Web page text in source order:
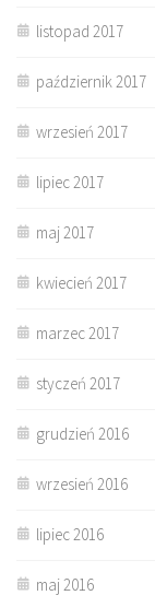
listopad 2017
październik 2017
wrzesień 2017
lipiec 2017
maj 2017
kwiecień 2017
marzec 2017
styczeń 2017
grudzień 2016
wrzesień 2016
lipiec 2016
maj 2016